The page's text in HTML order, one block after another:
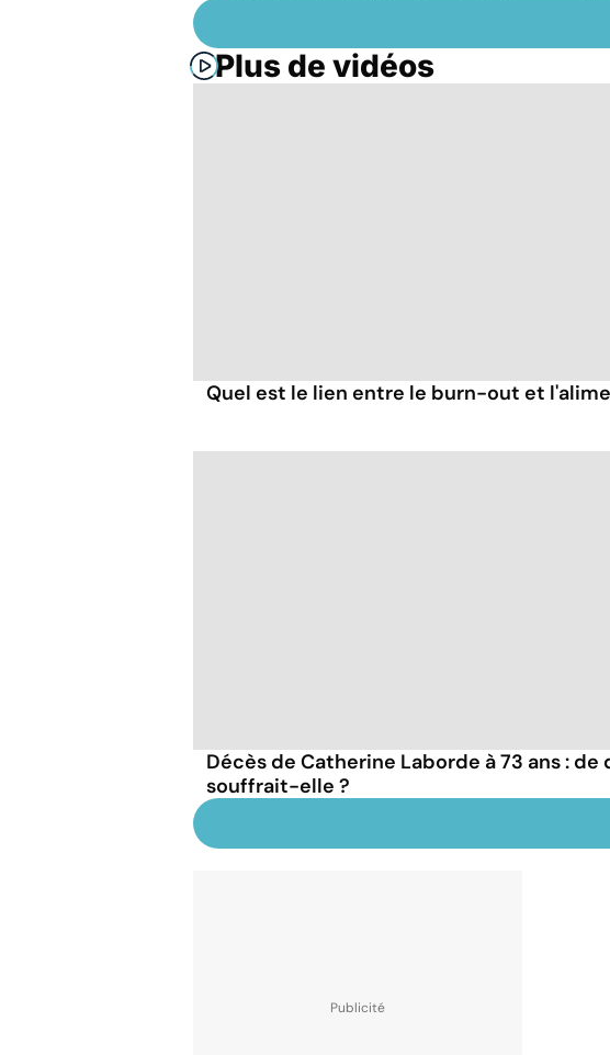
Plus de vidéos
Quel est le lien entre le burn-out et
Décès de Catherine Laborde à 73 ans : de
souffrait-elle ?